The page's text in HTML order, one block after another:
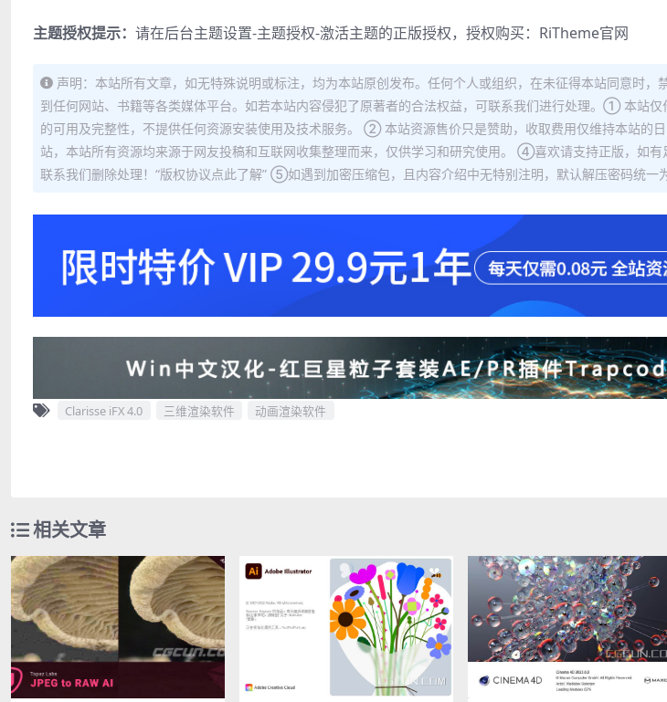
主题授权提示： 请在后台主题设置-主题授权-激活主题的正版授权，授权购买： RiTheme官网
声明：本站所有文章，如无特殊说明或标注，均为本站原创发布。任何个人或组织，在未征得本站同意时，
到任何网站、书籍等各类媒体平台。如若本站内容侵犯了原著者的合法权益，可联系我们进行处理。① 本站
的可用及完整性，不提供任何资源安装使用及技术服务。 ② 本站资源售价只是赞助，收取费用仅维持本站的
站，本站所有资源均来源于网友投稿和互联网收集整理而来，仅供学习和研究使用。 ④喜欢请支持正版，如
联系我们删除处理！“版权协议点此了解” ⑤如遇到加密压缩包，且内容介绍中无特别注明，默认解压密码统
Clarisse iFX 4.0 三维渲染软件 动画渲染软件
相关文章